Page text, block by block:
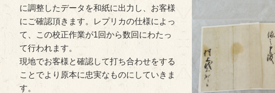
に調整したデータを和紙に出力し、お客様
にご確認頂きます。レプリカの仕様によっ
て、この校正作業が1回から数回にわたっ
て行われます。
現地でお客様と確認して打ち合わせをする
ことでより原本に忠実なものにしていきま
す。